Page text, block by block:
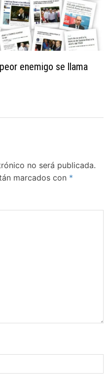
enemigo se llama
no será publicada.
marcados con *